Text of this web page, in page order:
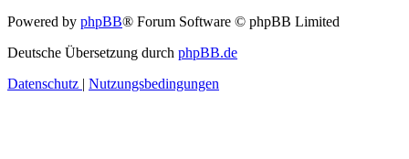
Powered by phpBB® Forum Software © phpBB Limited
Deutsche Übersetzung durch phpBB.de
Datenschutz | Nutzungsbedingungen